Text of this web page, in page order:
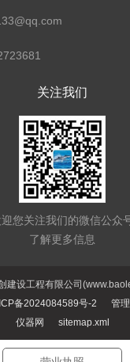
关注我们
您关注我们的微信公众
了解更多信息
建设工程有限公司
备2024084589号-2 管
仪器网
sitemap.xml